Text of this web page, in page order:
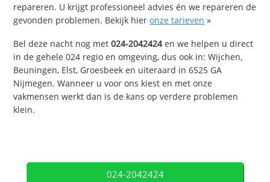
repareren. U krijgt professioneel advies én we repareren de
gevonden problemen. Bekijk hieronze tarieven »
Bel deze nacht nog met024-2042424en we helpen u direct
in de gehele 024 regio en omgeving, dus ook in: Wijchen,
Beuningen, Elst, Groesbeek en uiteraard in 6525 GA
Nijmegen. Wanneer u voor ons kiest en met onze
vakmensen werkt dan is de kans op verdere problemen
klein.
024-2042424